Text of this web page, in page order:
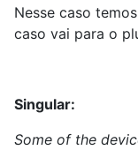
Nesse caso
caso vai para o
Singular:
Some of the